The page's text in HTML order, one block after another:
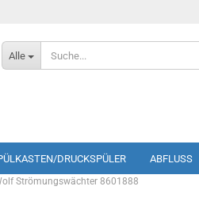
Alle
DRUCKSPÜLER ABFLUSS
Strömungswächter 8601888